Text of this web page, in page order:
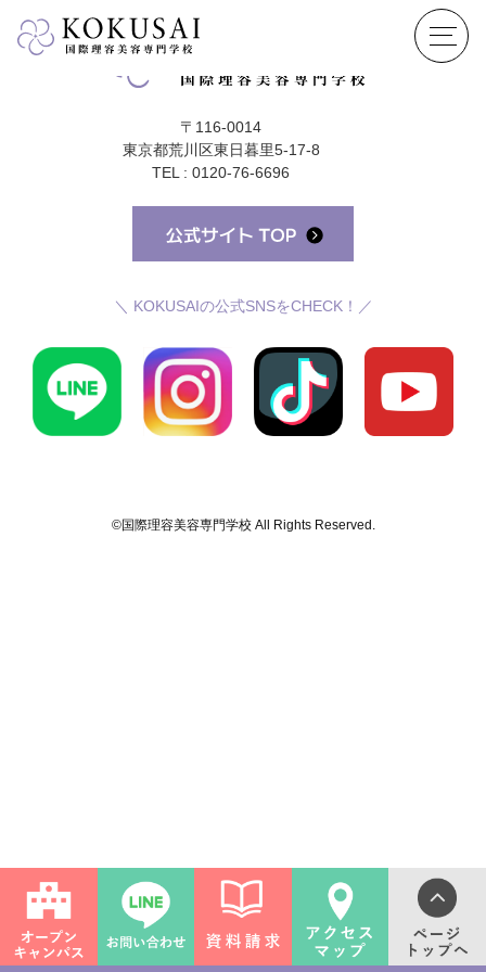
〒116-0014
東京都荒川区東日暮里5-17-8
TEL : 0120-76-6696
＼ KOKUSAIの公式SNSをCHECK！／
©国際理容美容専門学校 All Rights Reserved.